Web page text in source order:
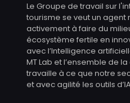
Le Groupe de travail sur
tourisme se veut un
activement à faire du
écosystème fertile en
avec l’Intelligence
MT Lab et l’ensemble de
travaille à ce que notre
et avec agilité les outils